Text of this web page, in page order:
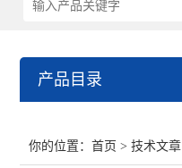
产品目录
你的位置：首页 >技术文章